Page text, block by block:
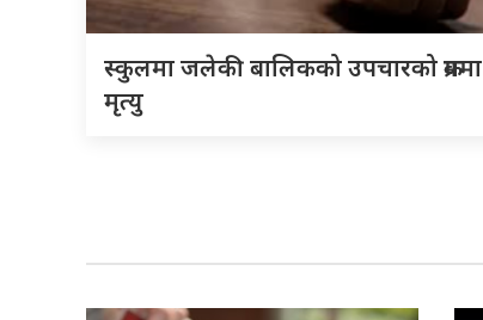
स्कुलमा जलेकी बालिकको उपचारको क्रममा
मृत्यु